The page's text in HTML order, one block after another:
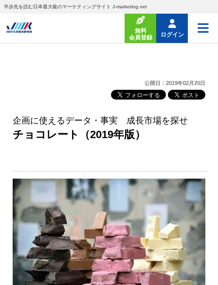
半歩先を読む日本最大級のマーケティングサイト J-marketing.net
無料
会員登録
ログイン
公開日：2019年02月20日
企画に使えるデータ・事実 成長市場を探せ
チョコレート（2019年版）